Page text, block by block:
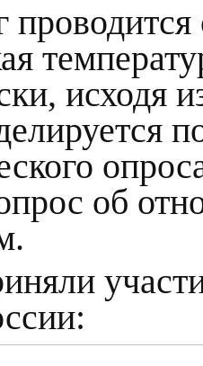
исходя
об